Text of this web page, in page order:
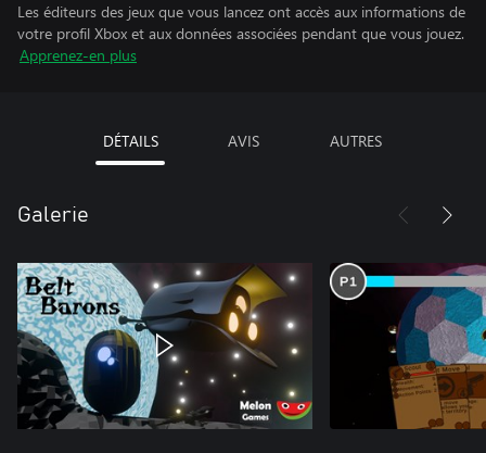
Les éditeurs des jeux que vous lancez ont accès aux informations de
votre profil Xbox et aux données associées pendant que vous jouez.
Apprenez-en plus
DÉTAILS AVIS AUTRES
Galerie